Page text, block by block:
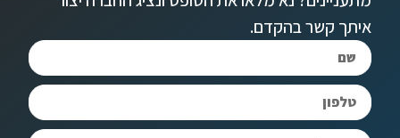
איתך קשר בהקדם.